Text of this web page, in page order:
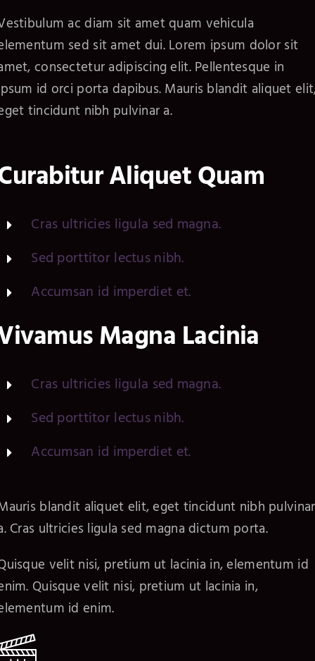
ac diam sit amet quam vehicula
sed sit amet dui. Lorem ipsum dolor sit
consectetur adipiscing elit. Pellentesque in
id orci porta dapibus. Mauris blandit aliquet
tincidunt nibh pulvinar a.
Aliquet Quam
Cras ultricies ligula sed magna.
Sed porttitor lectus nibh.
Accumsan id imperdiet et.
Magna Lacinia
Cras ultricies ligula sed magna.
Sed porttitor lectus nibh.
Accumsan id imperdiet et.
blandit aliquet elit, eget tincidunt nibh pulvinar
Cras ultricies ligula sed magna dictum porta.
velit nisi, pretium ut lacinia in, elementum id
Quisque velit nisi, pretium ut lacinia in,
id enim.